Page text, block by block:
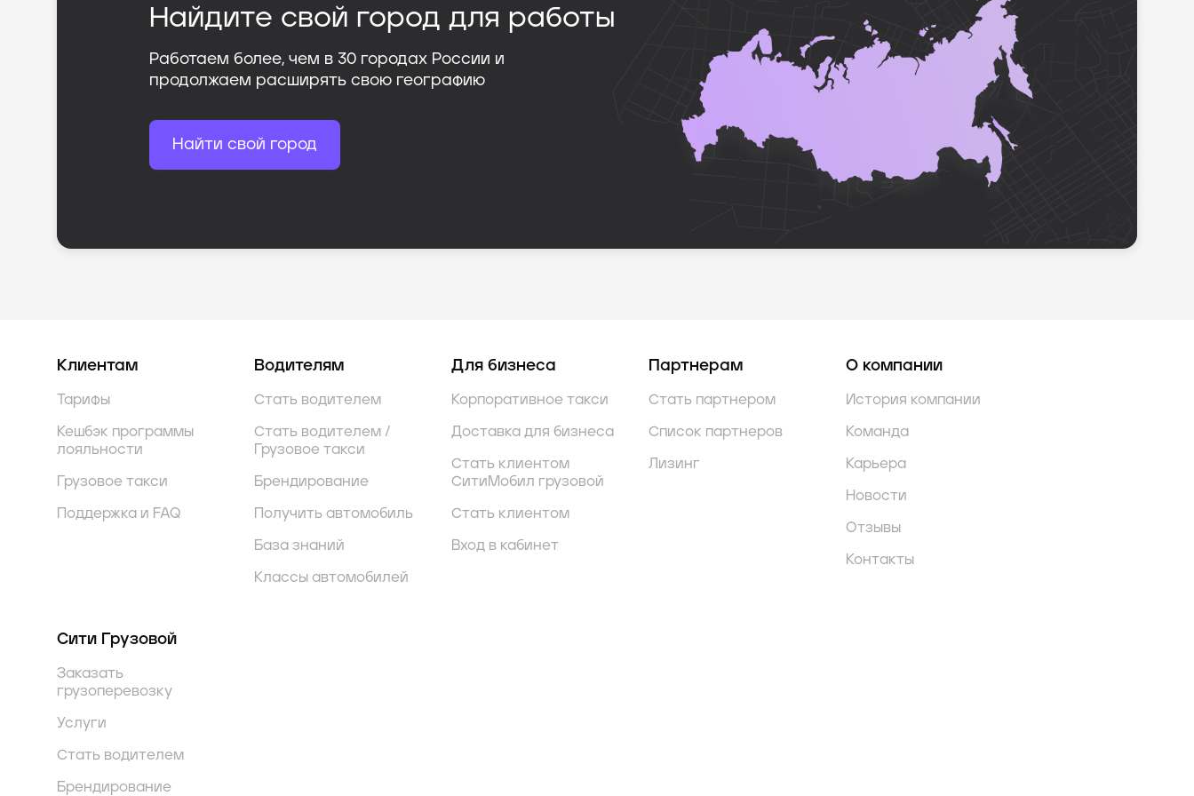
Найдите свой город для работы
Работаем более, чем в 30 городах России и
продолжаем расширять свою географию
Найти свой город
Клиентам
Тарифы
Кешбэк программы
лояльности
Грузовое такси
Поддержка и FAQ
Водителям
Стать водителем
Стать водителем /
Грузовое такси
Брендирование
Получить автомобиль
База знаний
Классы автомобилей
Для бизнеса
Корпоративное такси
Доставка для бизнеса
Стать клиентом
СитиМобил грузовой
Стать клиентом
Вход в кабинет
Партнерам
Стать партнером
Список партнеров
Лизинг
О компании
История компании
Команда
Карьера
Новости
Отзывы
Контакты
Сити Грузовой
Заказать
грузоперевозку
Услуги
Стать водителем
Брендирование